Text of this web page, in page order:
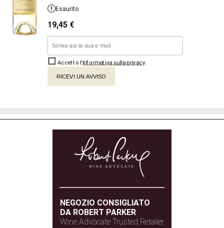
Esaurito
19,45 €
Accetto l'Informativa sulla privacy.
RICEVI UN AVVISO
NEGOZIO CONSIGLIATO
DA ROBERT PARKER
Wine Advocate Trusted Retailer